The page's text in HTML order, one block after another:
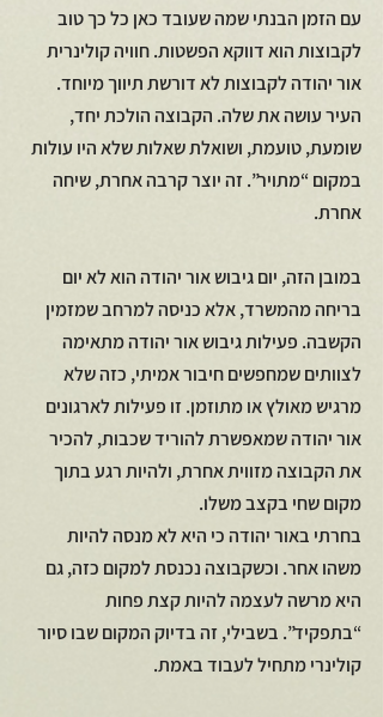
עם הזמן הבנתי שמה שעובד כאן כל כך טוב
לקבוצות הוא דווקא הפשטות. חוויה קולינרית
אור יהודה לקבוצות לא דורשת תיווך מיוחד.
העיר עושה את שלה. הקבוצה הולכת יחד,
שומעת, טועמת, ושואלת שאלות שלא היו עולות
במקום “מתויר”. זה יוצר קרבה אחרת, שיחה
אחרת.
במובן הזה, יום גיבוש אור יהודה הוא לא יום
בריחה מהמשרד, אלא כניסה למרחב שמזמין
הקשבה. פעילות גיבוש אור יהודה מתאימה
לצוותים שמחפשים חיבור אמיתי, כזה שלא
מרגיש מאולץ או מתוזמן. זו פעילות לארגונים
אור יהודה שמאפשרת להוריד שכבות, להכיר
את הקבוצה מזווית אחרת, ולהיות רגע בתוך
מקום שחי בקצב משלו.
בחרתי באור יהודה כי היא לא מנסה להיות
משהו אחר. וכשקבוצה נכנסת למקום כזה, גם
היא מרשה לעצמה להיות קצת פחות
“בתפקיד”. בשבילי, זה בדיוק המקום שבו סיור
קולינרי מתחיל לעבוד באמת.